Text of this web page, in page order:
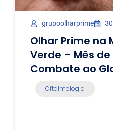
grupoolharprime
Olhar Prime na
Verde – Mês
Combate ao
Oftalmologia